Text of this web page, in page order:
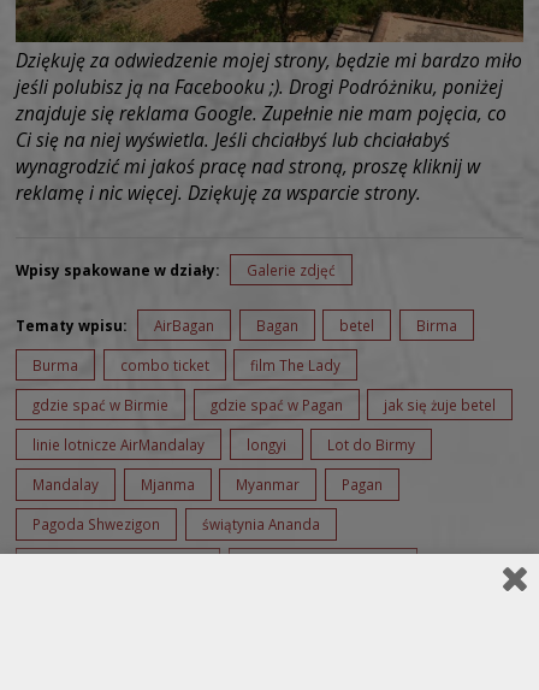
Dziękuję za odwiedzenie mojej strony, będzie mi bardzo miło
jeśli polubisz ją na Facebooku ;). Drogi Podróżniku, poniżej
znajduje się reklama Google. Zupełnie nie mam pojęcia, co
Ci się na niej wyświetla. Jeśli chciałbyś lub chciałabyś
wynagrodzić mi jakoś pracę nad stroną, proszę kliknij w
reklamę i nic więcej. Dziękuję za wsparcie strony.
Wpisy spakowane w działy: Galerie zdjęć
Tematy wpisu: AirBagan Bagan betel Birma
Burma combo ticket film The Lady
gdzie spać w Birmie gdzie spać w Pagan jak się żuje betel
linie lotnicze AirMandalay longyi Lot do Birmy
Mandalay Mjanma Myanmar Pagan
Pagoda Shwezigon świątynia Ananda